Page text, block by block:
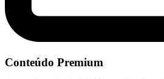
Conteúdo Premium